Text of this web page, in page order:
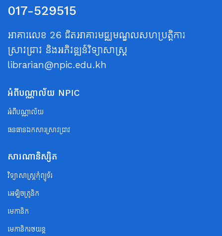
017-529515
អាគារលេខ 26 ជិតអាគារមជ្ឈមណ្ឌលសហប្រត្តិការ
ស្រាវជ្រាវ និងអភិវឌ្ឍន៍វិទ្យាសាស្ត្រ
librarian@npic.edu.kh
អំពីបណ្ណាល័យ NPIC
អំពីបណ្ណាល័យ
ធនធានឯកសារស្រាវជ្រាវ
សារណានិស្សិត
វិទ្យាសាស្ត្រកុំព្យូទ័រ
អេឡិចត្រូនិក
មេកានិក
មេកានិករថយន្ត